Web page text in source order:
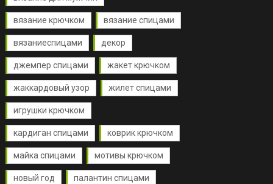
вязание крючком вязание спицами
вязаниеспицами декор
джемпер спицами жакет крючком
жаккардовый узор жилет спицами
игрушки крючком
кардиган спицами коврик крючком
майка спицами мотивы крючком
новый год палантин спицами